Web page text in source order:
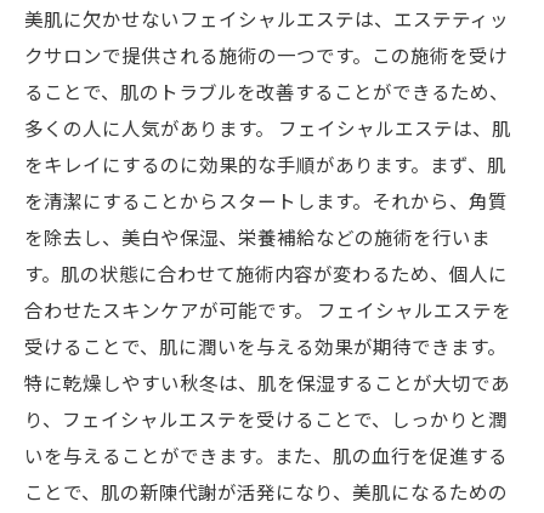
美肌に欠かせないフェイシャルエステは、エステティッ
クサロンで提供される施術の一つです。この施術を受け
ることで、肌のトラブルを改善することができるため、
多くの人に人気があります。 フェイシャルエステは、肌
をキレイにするのに効果的な手順があります。まず、肌
を清潔にすることからスタートします。それから、角質
を除去し、美白や保湿、栄養補給などの施術を行いま
す。肌の状態に合わせて施術内容が変わるため、個人に
合わせたスキンケアが可能です。 フェイシャルエステを
受けることで、肌に潤いを与える効果が期待できます。
特に乾燥しやすい秋冬は、肌を保湿することが大切であ
り、フェイシャルエステを受けることで、しっかりと潤
いを与えることができます。また、肌の血行を促進する
ことで、肌の新陳代謝が活発になり、美肌になるための